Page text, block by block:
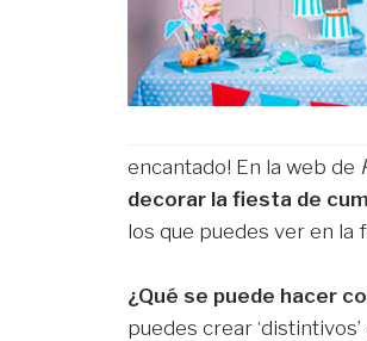
encantado! En la web de
decorar la fiesta de
los que puedes ver en la
¿Qué se puede hacer
puedes crear